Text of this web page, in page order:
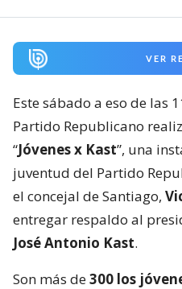
VER
Este sábado a eso de las
Partido Republicano
“Jóvenes x Kast”, una
juventud del Partido
el concejal de Santiago,
entregar respaldo al
José Antonio Kast.
Son más de300 los